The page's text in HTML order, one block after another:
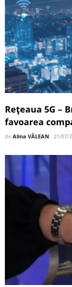
Rețeaua 5G –
favoarea
de Alina VĂLEAN 21/07/